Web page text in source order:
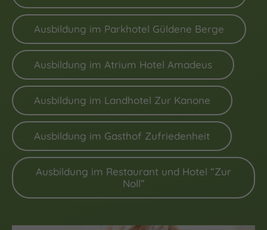
Ausbildung im Parkhotel Güldene Berge
Ausbildung im Atrium Hotel Amadeus
Ausbildung im Landhotel Zur Kanone
Ausbildung im Gasthof Zufriedenheit
Ausbildung im Restaurant und Hotel “Zur
Noll”